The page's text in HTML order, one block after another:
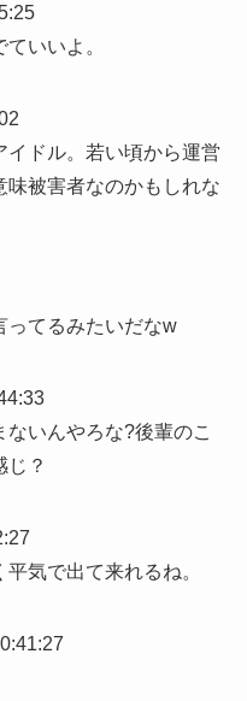
いいよ。
ドル。若い頃から運営
味被害者なのかもしれな
ってるみたいだなw
いんやろな?後輩のこ
じ？
気で出て来れるね。